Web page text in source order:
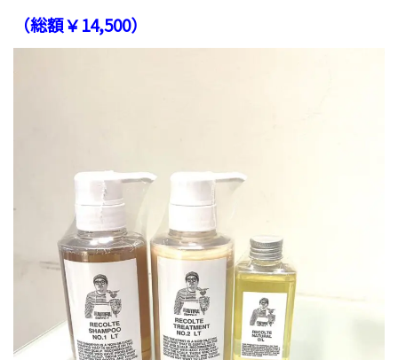
（総額￥14,500）